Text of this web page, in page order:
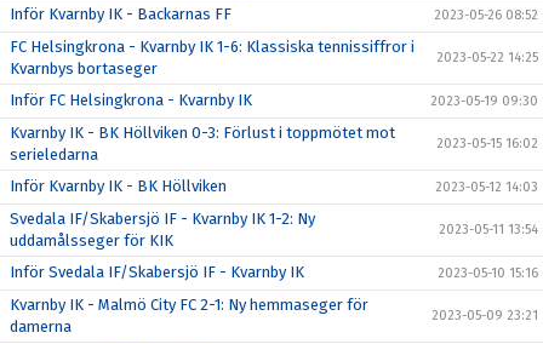
Inför Kvarnby IK - Backarnas FF 2023-05-26 08:52
FC Helsingkrona - Kvarnby IK 1-6: Klassiska tennissiffror i
Kvarnbys bortaseger
2023-05-22 14:25
Inför FC Helsingkrona - Kvarnby IK 2023-05-19 09:30
Kvarnby IK - BK Höllviken 0-3: Förlust i toppmötet mot
serieledarna
2023-05-15 16:02
Inför Kvarnby IK - BK Höllviken 2023-05-12 14:03
Svedala IF/Skabersjö IF - Kvarnby IK 1-2: Ny
uddamålsseger för KIK
2023-05-11 13:54
Inför Svedala IF/Skabersjö IF - Kvarnby IK 2023-05-10 15:16
Kvarnby IK - Malmö City FC 2-1: Ny hemmaseger för
damerna
2023-05-09 23:21